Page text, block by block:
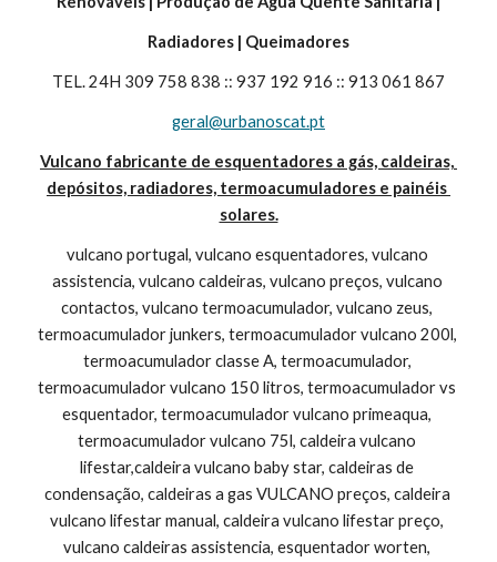
Radiadores | Queimadores
TEL. 24H 309 758 838 :: 937 192 916 :: 913 061 867
geral@urbanoscat.pt
Vulcano fabricante de esquentadores a gás, caldeiras,
depósitos, radiadores, termoacumuladores e painéis
solares.
vulcano portugal, vulcano esquentadores, vulcano
assistencia, vulcano caldeiras, vulcano preços, vulcano
contactos, vulcano termoacumulador, vulcano zeus,
termoacumulador junkers, termoacumulador vulcano 200l,
termoacumulador classe A, termoacumulador,
termoacumulador vulcano 150 litros, termoacumulador vs
esquentador, termoacumulador vulcano primeaqua,
termoacumulador vulcano 75l, caldeira vulcano
lifestar,caldeira vulcano baby star, caldeiras de
condensação, caldeiras a gas VULCANO preços, caldeira
vulcano lifestar manual, caldeira vulcano lifestar preço,
vulcano caldeiras assistencia, esquentador worten,